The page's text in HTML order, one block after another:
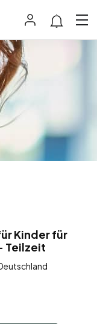
Kinder für
Teilzeit